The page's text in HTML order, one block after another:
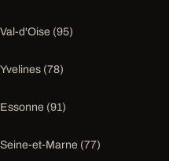
Val-d'Oise (95)
Yvelines (78)
Essonne (91)
Seine-et-Marne (77)